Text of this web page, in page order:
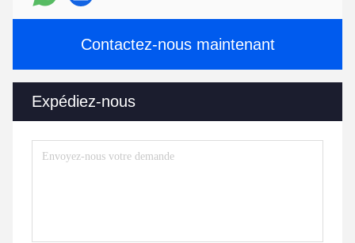
Contactez-nous maintenant
Expédiez-nous